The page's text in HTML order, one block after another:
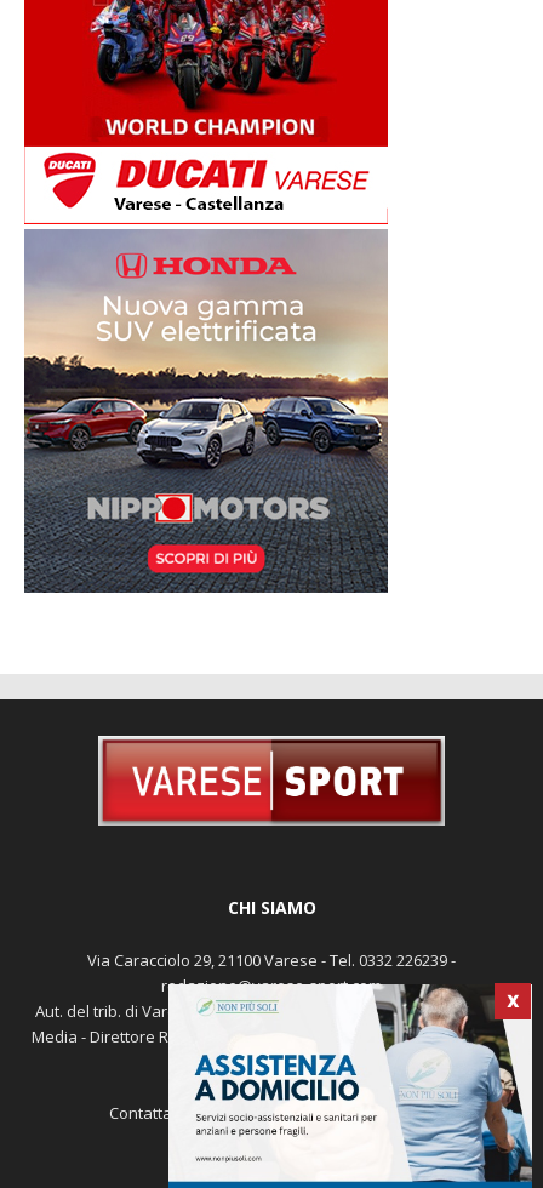
X
Via Caracciolo 29, 21100 Varese - Tel. 0332 226239 -
Aut. del trib. di Varese n. 345 del 09-02-1979 - Prodotto da Sunrise
Media - Direttore Responsabile: Michele Marocco -Cookie policy
Pubblicità
redazione@varese-sport.com
SEGUICI